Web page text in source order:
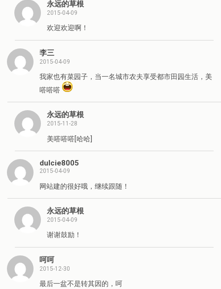
永远的草根
2015-04-09
欢迎欢迎啊！
李三
2015-04-09
我家也有菜园子，当一名城市农夫享受都市田园生活，美
嗒嗒嗒
永远的草根
2015-11-28
美嗒嗒嗒[哈哈]
dulcie8005
2015-04-09
网站建的很好哦，继续跟随！
永远的草根
2015-04-09
谢谢鼓励！
呵呵
2015-12-30
最后一盆不是转其因的，呵